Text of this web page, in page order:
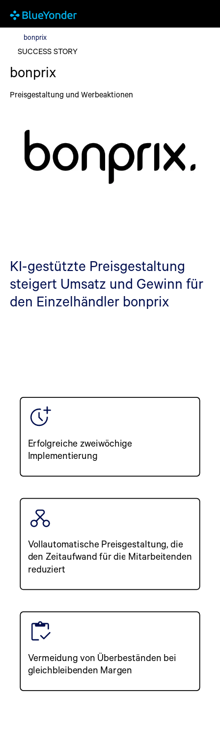
bonprixbonprix
SUCCESS STORY
bonprix
Preisgestaltung und Werbeaktionen
KI-gestützte Preisgestaltung
steigert Umsatz und Gewinn für
den Einzelhändler bonprix
Erfolgreiche zweiwöchige
Implementierung
Vollautomatische Preisgestaltung, die
den Zeitaufwand für die Mitarbeitenden
reduziert
Vermeidung von Überbeständen bei
gleichbleibenden Margen